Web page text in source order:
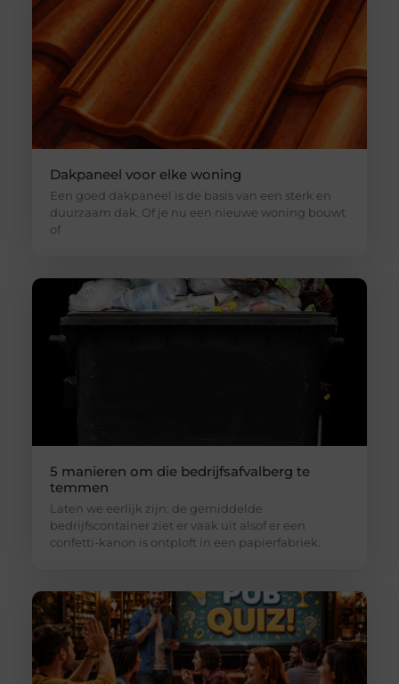
Dakpaneel voor elke woning
Een goed dakpaneel is de basis van een sterk en
duurzaam dak. Of je nu een nieuwe woning bouwt
of
5 manieren om die bedrijfsafvalberg te
temmen
Laten we eerlijk zijn: de gemiddelde
bedrijfscontainer ziet er vaak uit alsof er een
confetti-kanon is ontploft in een papierfabriek.